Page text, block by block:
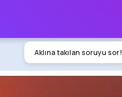
Aklına takılan soruyu sor!